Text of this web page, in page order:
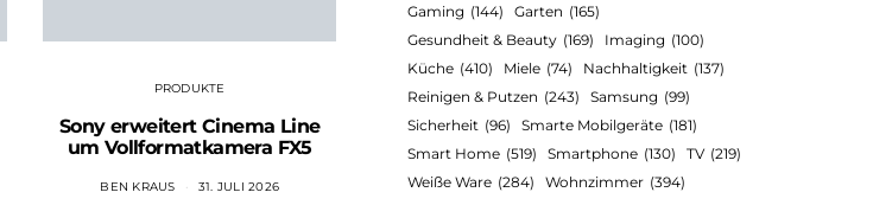
PRODUKTE
Sony erweitert Cinema Line
um Vollformatkamera FX5
BEN KRAUS 31. JULI 2026
Gaming (144) Garten (165)
Gesundheit & Beauty (169) Imaging (100)
Küche (410) Miele (74) Nachhaltigkeit (137)
Reinigen & Putzen (243) Samsung (99)
Sicherheit (96) Smarte Mobilgeräte (181)
Smart Home (519) Smartphone (130) TV (219)
Weiße Ware (284) Wohnzimmer (394)